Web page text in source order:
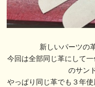
新しいパーツの
今回は全部同じ革にして
のサン
やっぱり同じ革でも３年